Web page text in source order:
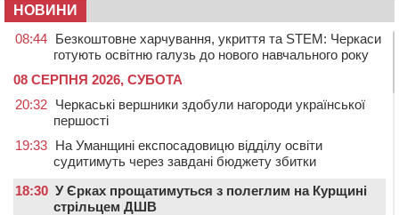
НОВИНИ
08:44 Безкоштовне харчування, укриття та STEM: Черкаси
готують освітню галузь до нового навчального року
08 СЕРПНЯ 2026, СУБОТА
20:32 Черкаські вершники здобули нагороди української
першості
19:33 На Уманщині експосадовицю відділу освіти
судитимуть через завдані бюджету збитки
18:30 У Єрках прощатимуться з полеглим на Курщині
стрільцем ДШВ